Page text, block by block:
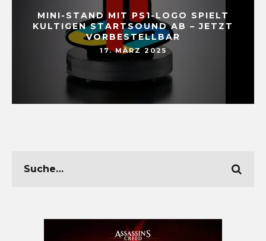
MINI-STAND MIT PS1-LOGO SPIELT
KULTIGEN STARTSOUND AB – JETZT
VORBESTELLBAR
17. MÄRZ 2025